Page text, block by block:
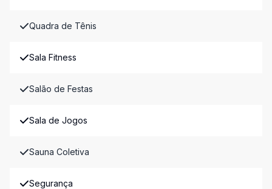
Quadra de Tênis
Sala Fitness
Salão de Festas
Sala de Jogos
Sauna Coletiva
Segurança